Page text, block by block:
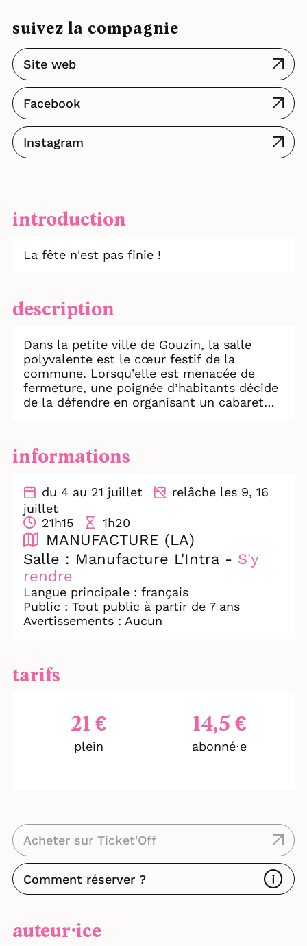
suivez la compagnie
Site web
Facebook
Instagram
introduction
La fête n'est pas finie !
description
Dans la petite ville de Gouzin, la salle
polyvalente est le cœur festif de la
commune. Lorsqu’elle est menacée de
fermeture, une poignée d’habitants décide
de la défendre en organisant un cabaret
Décalé, sensible et plein d’élan, PAËLLA
moment partagé où l’on rit et chante, une
déclaration d’amour à la fête et au
collectif !
informations
du 4 au 21 juillet
relâche les 9, 16
juillet
21h15
1h20
MANUFACTURE (LA)
Salle : Manufacture L'Intra - S'y
rendre
Langue principale : français
Public : Tout public à partir de 7 ans
Avertissements : Aucun
tarifs
21 €
plein
14,5 €
abonné⋅e
Acheter sur Ticket'Off
Comment réserver ?
auteur⸱ice